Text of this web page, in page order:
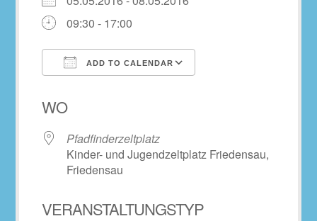
09:30 - 17:00
ADD TO CALENDAR
WO
Pfadfinderzeltplatz
Kinder- und Jugendzeltplatz Friedensau,
Friedensau
VERANSTALTUNGSTYP